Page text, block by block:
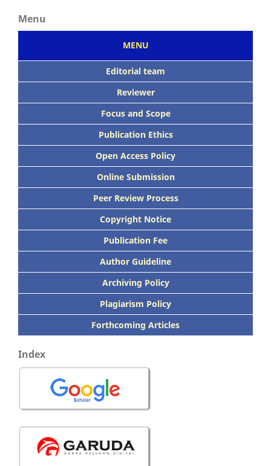
Menu
MENU
Editorial team
Reviewer
Focus and Scope
Publication Ethics
Open Access Policy
Online Submission
Peer Review Process
Copyright Notice
Publication Fee
Author Guideline
Archiving Policy
Plagiarism Policy
Forthcoming Articles
Index